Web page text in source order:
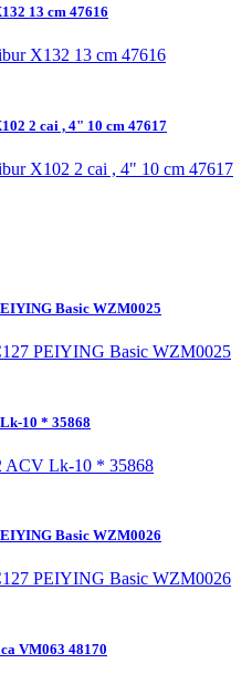
13 cm 47616
2 cai , 4" 10 cm 47617
Basic WZM0025
10 * 35868
Basic WZM0026
VM063 48170